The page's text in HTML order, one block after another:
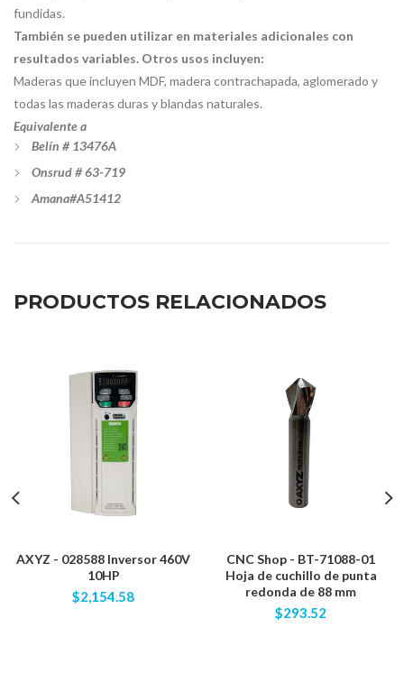
fundidas.
También se pueden utilizar en materiales adicionales con
resultados variables. Otros usos incluyen:
Maderas que incluyen MDF, madera contrachapada, aglomerado y
todas las maderas duras y blandas naturales.
Equivalente a
Belín # 13476A
Onsrud # 63-719
Amana#A51412
PRODUCTOS RELACIONADOS
AXYZ - 028588 Inversor 460V
10HP
$2,154.58
CNC Shop - BT-71088-01
Hoja de cuchillo de punta
redonda de 88 mm
$293.52